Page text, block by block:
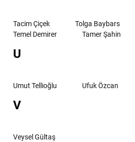
Tacim Çiçek Tolga Baybars
Temel Demirer
Tamer Şahin
U
Umut Tellioğlu Ufuk Özcan
V
Veysel Gültaş